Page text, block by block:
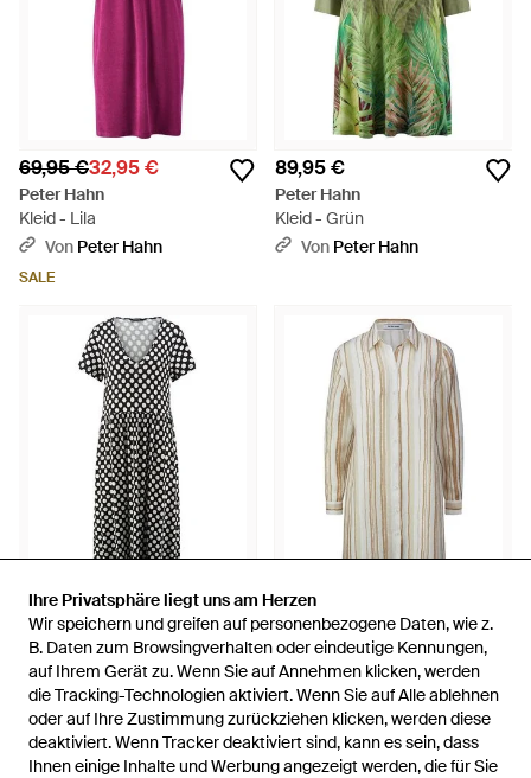
Ihre Privatsphäre liegt uns am Herzen
Wir speichern und greifen auf personenbezogene Daten, wie z.
B. Daten zum Browsingverhalten oder eindeutige Kennungen,
auf Ihrem Gerät zu. Wenn Sie auf Annehmen klicken, werden
die Tracking-Technologien aktiviert. Wenn Sie auf Alle ablehnen
oder auf Ihre Zustimmung zurückziehen klicken, werden diese
deaktiviert. Wenn Tracker deaktiviert sind, kann es sein, dass
Ihnen einige Inhalte und Werbung angezeigt werden, die für Sie
Ihre Privatsphäre liegt uns am Herzen
Wir speichern und greifen auf personenbezogene Daten, wie z.
B. Daten zum Browsingverhalten oder eindeutige Kennungen,
auf Ihrem Gerät zu. Wenn Sie auf Annehmen klicken, werden
die Tracking-Technologien aktiviert. Wenn Sie auf Alle ablehnen
oder auf Ihre Zustimmung zurückziehen klicken, werden diese
deaktiviert. Wenn Tracker deaktiviert sind, kann es sein, dass
Ihnen einige Inhalte und Werbung angezeigt werden, die für Sie
69,95 €32,95 €
Peter Hahn
Kleid - Lila
Von Peter Hahn
SALE
89,95 €
Peter Hahn
Kleid - Grün
Von Peter Hahn
99,95 €
Peter Hahn
Kleid - Schwarz
Von Peter Hahn
169,95 €79,95 €
Peter Hahn
Kleid - Weiß
VonPeter Hahn
SALE